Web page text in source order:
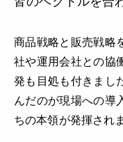
商品戦略と販売戦略
社や運用会社との協
発も目処も付きまし
んだのが現場への導
ちの本領が発揮され